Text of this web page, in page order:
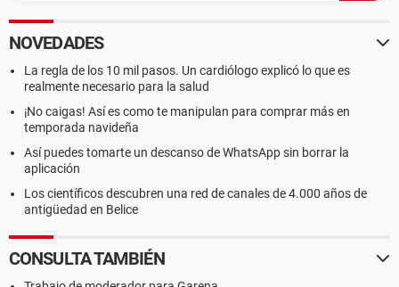
NOVEDADES
La regla de los 10 mil pasos. Un cardiólogo explicó lo que es
realmente necesario para la salud
¡No caigas! Así es como te manipulan para comprar más en
temporada navideña
Así puedes tomarte un descanso de WhatsApp sin borrar la
aplicación
Los científicos descubren una red de canales de 4.000 años de
antigüedad en Belice
CONSULTA TAMBIÉN